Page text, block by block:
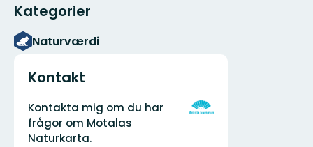
Kategorier
Naturværdi
Kontakt
Adresse
Kontakta mig om du har
frågor om Motalas
Naturkarta.
Organisationens